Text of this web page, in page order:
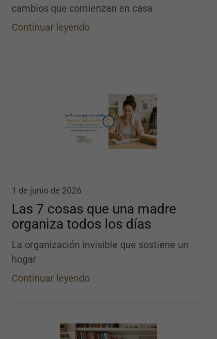
cambios que comienzan en casa
Continuar leyendo
1 de junio de 2026
Las 7 cosas que una madre
organiza todos los días
La organización invisible que sostiene un
hogar
Continuar leyendo